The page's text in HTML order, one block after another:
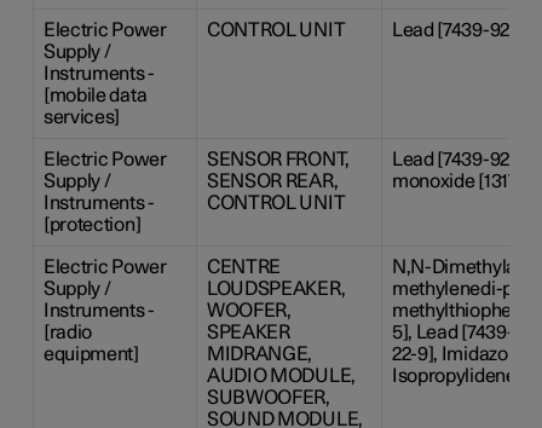
Electric Power
Supply /
Instruments -
[mobile data
services]
CONTROL UNIT Lead [7439-92-1]
Electric Power
Supply /
Instruments -
[protection]
SENSOR FRONT,
SENSOR REAR,
CONTROL UNIT
Lead [7439-92-
monoxide [1317-
Electric Power
Supply /
Instruments -
[radio
equipment]
CENTRE
LOUDSPEAKER,
WOOFER,
SPEAKER
MIDRANGE,
AUDIO MODULE,
SUBWOOFER,
SOUND MODULE,
N,N-
methylenedi-p-
5], Lead [7439-
22-9],